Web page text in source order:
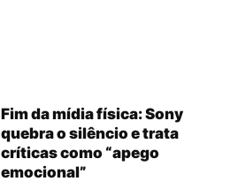
Fim da mídia física: Sony
quebra o silêncio e trata
críticas como “apego
emocional”